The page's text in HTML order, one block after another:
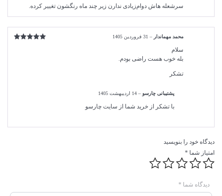
3 از 5
سرشعله هاش دوام‌زیادی ندارن زیر چند ماه رنگشون تغییر کرده.
محمد مهماندار – 31 فروردین 1405
سلام
بله خوب هست راضی بودم.
تشکر
پشتیبانی چارسو – 14 اردیبهشت 1405
با تشکر از خرید شما از سایت چارسو
دیدگاه خود را بنویسید
امتیاز شما *
دیدگاه شما *